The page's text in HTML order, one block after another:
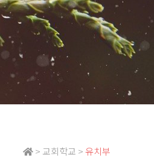
> 교회학교 >유치부